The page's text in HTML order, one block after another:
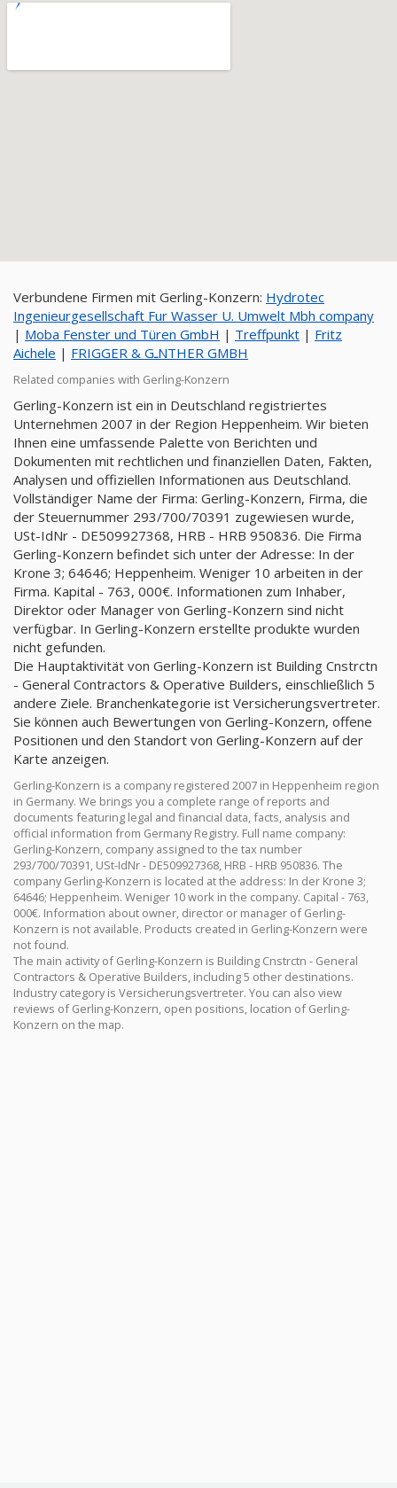
Verbundene Firmen mit Gerling-Konzern: Hydrotec
Ingenieurgesellschaft Fur Wasser U. Umwelt Mbh company
| Moba Fenster und Türen GmbH | Treffpunkt | Fritz
Aichele | FRIGGER & GـNTHER GMBH
Related companies with Gerling-Konzern
Gerling-Konzern ist ein in Deutschland registriertes
Unternehmen 2007 in der Region Heppenheim. Wir bieten
Ihnen eine umfassende Palette von Berichten und
Dokumenten mit rechtlichen und finanziellen Daten, Fakten,
Analysen und offiziellen Informationen aus Deutschland.
Vollständiger Name der Firma: Gerling-Konzern, Firma, die
der Steuernummer 293/700/70391 zugewiesen wurde,
USt-IdNr - DE509927368, HRB - HRB 950836. Die Firma
Gerling-Konzern befindet sich unter der Adresse: In der
Krone 3; 64646; Heppenheim. Weniger 10 arbeiten in der
Firma. Kapital - 763, 000€. Informationen zum Inhaber,
Direktor oder Manager von Gerling-Konzern sind nicht
verfügbar. In Gerling-Konzern erstellte produkte wurden
nicht gefunden.
Die Hauptaktivität von Gerling-Konzern ist Building Cnstrctn
- General Contractors & Operative Builders, einschließlich 5
andere Ziele. Branchenkategorie ist Versicherungsvertreter.
Sie können auch Bewertungen von Gerling-Konzern, offene
Positionen und den Standort von Gerling-Konzern auf der
Karte anzeigen.
Gerling-Konzern is a company registered 2007 in Heppenheim region
in Germany. We brings you a complete range of reports and
documents featuring legal and financial data, facts, analysis and
official information from Germany Registry. Full name company:
Gerling-Konzern, company assigned to the tax number
293/700/70391, USt-IdNr - DE509927368, HRB - HRB 950836. The
company Gerling-Konzern is located at the address: In der Krone 3;
64646; Heppenheim. Weniger 10 work in the company. Capital - 763,
000€. Information about owner, director or manager of Gerling-
Konzern is not available. Products created in Gerling-Konzern were
not found.
The main activity of Gerling-Konzern is Building Cnstrctn - General
Contractors & Operative Builders, including 5 other destinations.
Industry category is Versicherungsvertreter. You can also view
reviews of Gerling-Konzern, open positions, location of Gerling-
Konzern on the map.